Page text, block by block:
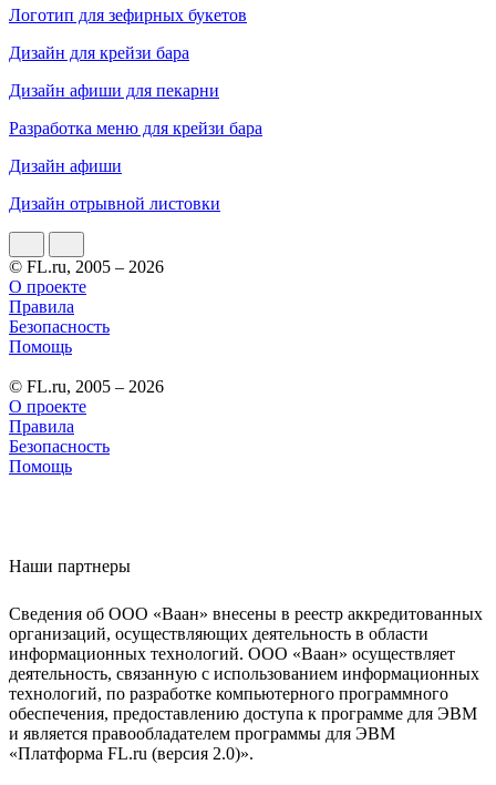
Логотип для зефирных букетов
Дизайн для крейзи бара
Дизайн афиши для пекарни
Разработка меню для крейзи бара
Дизайн афиши
Дизайн отрывной листовки
© FL.ru, 2005 – 2026
О проекте
Правила
Безопасность
Помощь
© FL.ru, 2005 – 2026
О проекте
Правила
Безопасность
Помощь
Наши партнеры
Сведения об ООО «Ваан» внесены в реестр аккредитованных
организаций, осуществляющих деятельность в области
информационных технологий. ООО «Ваан» осуществляет
деятельность, связанную с использованием информационных
технологий, по разработке компьютерного программного
обеспечения, предоставлению доступа к программе для ЭВМ
и является правообладателем программы для ЭВМ
«Платформа FL.ru (версия 2.0)».